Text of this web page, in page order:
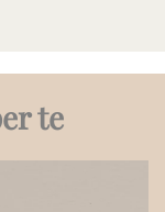
te